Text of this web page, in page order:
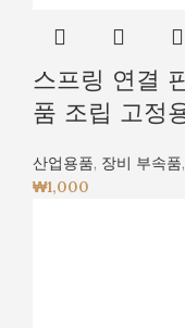
스프링 연결
품 조립 고정
산업용품, 장비 부속품,
₩1,000